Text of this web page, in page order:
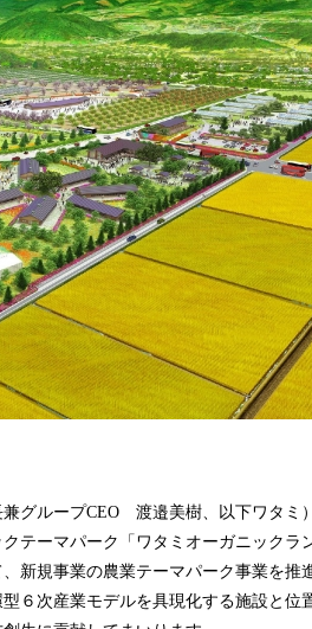
を
読
み
込
み
中
で
す
グループCEO 渡邉美樹、以下ワタミ
テーマパーク「ワタミオーガニックラ
新規事業の農業テーマパーク事業を推
６次産業モデルを具現化する施設と位